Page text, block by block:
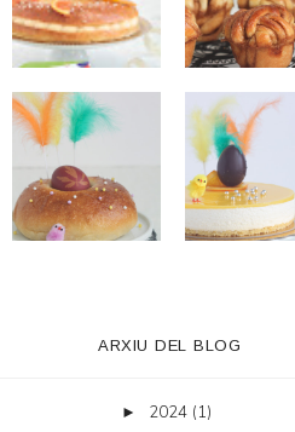
ARXIU DEL BLOG
► 2024 (1)